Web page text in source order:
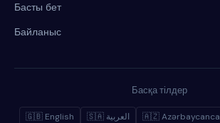
Басты бет
Байланыс
Басқа тілдер
🇬🇧 English 🇸🇦 العربية 🇦🇿 Azərbaycanca